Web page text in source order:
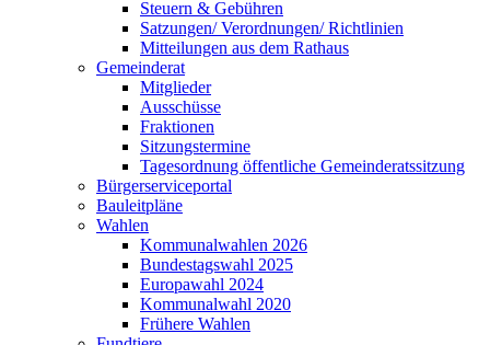
Steuern & Gebühren
Satzungen/ Verordnungen/ Richtlinien
Mitteilungen aus dem Rathaus
Gemeinderat
Mitglieder
Ausschüsse
Fraktionen
Sitzungstermine
Tagesordnung öffentliche Gemeinderatssitzung
Bürgerserviceportal
Bauleitpläne
Wahlen
Kommunalwahlen 2026
Bundestagswahl 2025
Europawahl 2024
Kommunalwahl 2020
Frühere Wahlen